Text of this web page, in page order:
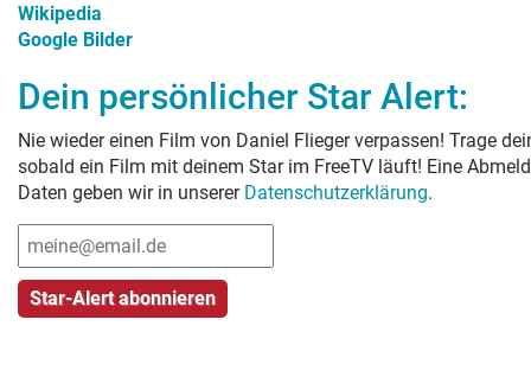
Wikipedia
Google Bilder
Dein persönlicher Star Alert:
Nie wieder einen Film von Daniel Fliegerverpassen! Trage
sobald ein Film mit deinem Star im FreeTV läuft! Eine
Daten geben wir in unserer Datenschutzerklärung.